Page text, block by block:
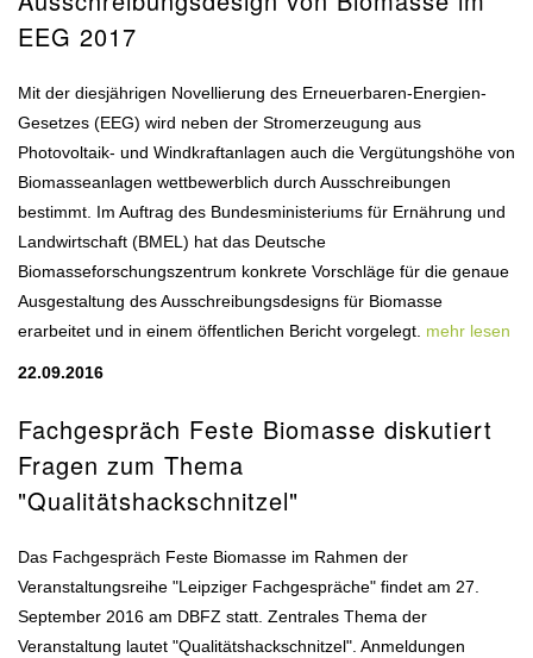
EEG 2017
Mit der diesjährigen Novellierung des Erneuerbaren-Energien-
Gesetzes (EEG) wird neben der Stromerzeugung aus
Photovoltaik- und Windkraftanlagen auch die Vergütungshöhe von
Biomasseanlagen wettbewerblich durch Ausschreibungen
bestimmt. Im Auftrag des Bundesministeriums für Ernährung und
Landwirtschaft (BMEL) hat das Deutsche
Biomasseforschungszentrum konkrete Vorschläge für die genaue
Ausgestaltung des Ausschreibungsdesigns für Biomasse
erarbeitet und in einem öffentlichen Bericht vorgelegt. mehr lesen
22.09.2016
Fachgespräch Feste Biomasse diskutiert
Fragen zum Thema
"Qualitätshackschnitzel"
Das Fachgespräch Feste Biomasse im Rahmen der
Veranstaltungsreihe "Leipziger Fachgespräche" findet am 27.
September 2016 am DBFZ statt. Zentrales Thema der
Veranstaltung lautet "Qualitätshackschnitzel". Anmeldungen